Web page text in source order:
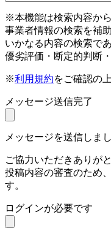
※本機能は検索内容か
事業者情報の検索を補
いかなる内容の検索で
優劣評価・断定的判断
※利用規約をご確認の
メッセージ送信完了
メッセージを送信しまし
ご協力いただきありが
投稿内容の審査のため
す。
ログインが必要です